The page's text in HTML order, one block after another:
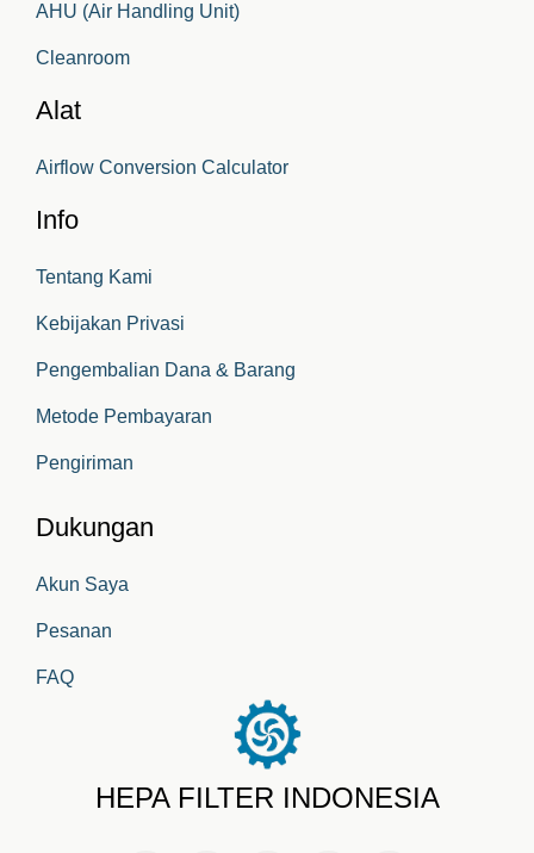
AHU (Air Handling Unit)
Cleanroom
Alat
Airflow Conversion Calculator
Info
Tentang Kami
Kebijakan Privasi
Pengembalian Dana & Barang
Metode Pembayaran
Pengiriman
Dukungan
Akun Saya
Pesanan
FAQ
HEPA FILTER INDONESIA